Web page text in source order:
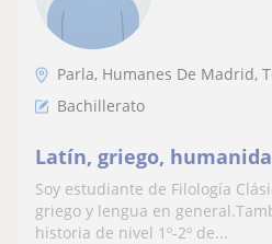
Parla, Humanes De Madrid,
Bachillerato
Latín, griego,
Soy estudiante de Filología
griego y lengua en
historia de nivel 1º-2º de...